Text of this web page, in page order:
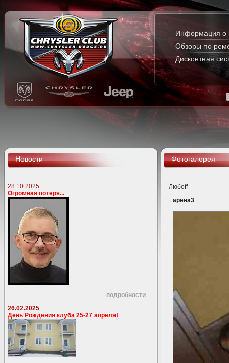
Информация о
Обзоры по
Дисконтная
Новости
28.10.2025
Огромная потеря...
подробности
26.02.2025
День Рождения клуба 25-27 апреля!
Фотогалерея
Любoff
арена3